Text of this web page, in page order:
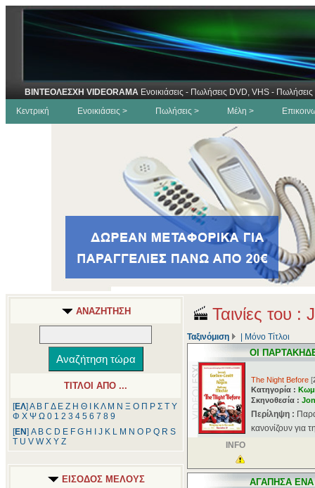
ΒΙΝΤΕΟΛΕΣΧΗ VIDEORAMA Ενοικιάσεις - Πωλήσεις DVD, VHS -
Κεντρική
Ενοικιάσεις > Πωλήσεις > Μέλη >
ΑΝΑΖΗΤΗΣΗ
ΤΙΤΛΟΙ ΑΠΟ ...
[ΕΛ] Α Β ΓΔ Ε Ζ Η Θ ΚΛ Μ Ν Ξ Ο Π Ρ Σ Τ Υ
Φ Χ Ψ Ω 0 1 2 3 4 5 6 7 8 9
[ΕΝ] A B C D E F G H J K L M N O P Q R S
T U V W X Y Z
ΕΙΣΟΔΟΣ ΜΕΛΟΥΣ
Ταινίες του
Ταξινόμιση Μόνο Τίτλοι
ΟΙ
The Night Before [
Κατηγορία :
Σκηνοθεσία :
Περίληψη :
κανονίζουν για
INFO
ΑΓΑΠΗΣΑ